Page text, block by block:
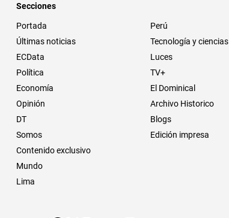
Secciones
Portada
Últimas noticias
ECData
Política
Economía
Opinión
DT
Somos
Contenido exclusivo
Mundo
Lima
Perú
Tecnología y ciencias
Luces
TV+
El Dominical
Archivo Historico
Blogs
Edición impresa